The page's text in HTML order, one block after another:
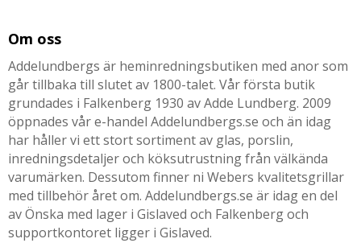
Om oss
Addelundbergs är heminredningsbutiken med anor som
går tillbaka till slutet av 1800-talet. Vår första butik
grundades i Falkenberg 1930 av Adde Lundberg. 2009
öppnades vår e-handel Addelundbergs.se och än idag
har håller vi ett stort sortiment av glas, porslin,
inredningsdetaljer och köksutrustning från välkända
varumärken. Dessutom finner ni Webers kvalitetsgrillar
med tillbehör året om. Addelundbergs.se är idag en del
av Önska med lager i Gislaved och Falkenberg och
supportkontoret ligger i Gislaved.